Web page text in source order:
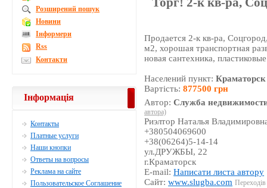
Продается 2-к кв-ра,
м2, хорошая транспортная
новая сантехника,
Населений пункт:Краматорск
Вартість:877500 грн
Автор:Служба
автора)
Риэлтор Наталья
+380504069600
+38(06264)5-14-14
ул.ДРУЖБЫ, 22
г.Краматорск
E-mail:Написати листа автору
Сайт:www.slugba.com
Розширений пошук
Новини
Інформери
Rss
Контакти
Інформація
Контакты
Платные услуги
Наши кнопки
Ответы на вопросы
Реклама на сайте
Пользовательское Соглашение